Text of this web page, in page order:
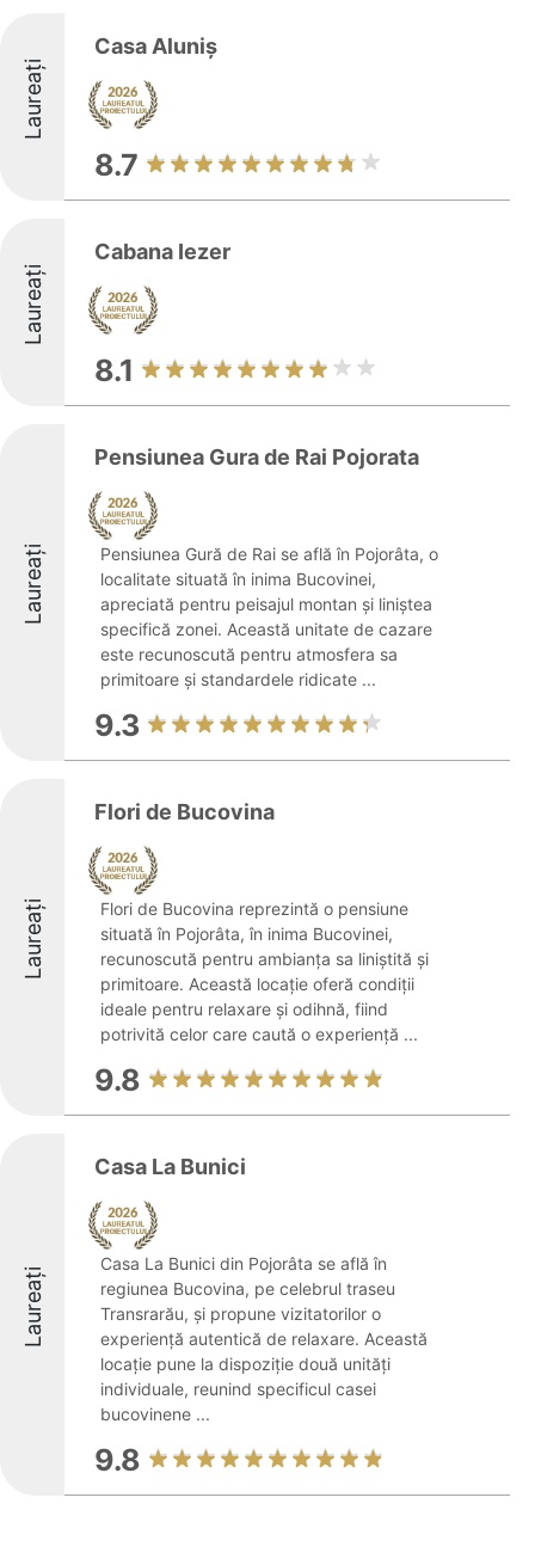
Laureați
Casa Aluniș
8.7
Laureați
Cabana Iezer
8.1
Laureați
Pensiunea Gura de Rai Pojorata
Pensiunea Gură de Rai se află în Pojorâta, o
localitate situată în inima Bucovinei,
apreciată pentru peisajul montan și liniștea
specifică zonei. Această unitate de cazare
este recunoscută pentru atmosfera sa
primitoare și standardele ridicate ...
9.3
Laureați
Flori de Bucovina
Flori de Bucovina reprezintă o pensiune
situată în Pojorâta, în inima Bucovinei,
recunoscută pentru ambianța sa liniștită și
primitoare. Această locație oferă condiții
ideale pentru relaxare și odihnă, fiind
potrivită celor care caută o experiență ...
9.8
Laureați
Casa La Bunici
Casa La Bunici din Pojorâta se află în
regiunea Bucovina, pe celebrul traseu
Transrarău, și propune vizitatorilor o
experiență autentică de relaxare. Această
locație pune la dispoziție două unități
individuale, reunind specificul casei
bucovinene ...
9.8